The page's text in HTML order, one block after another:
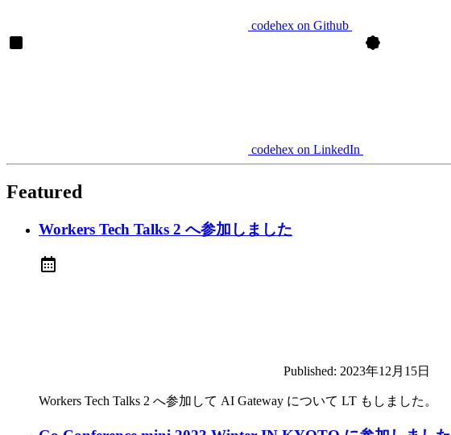
codehex on Github
codehex on LinkedIn
Featured
Workers Tech Talks 2 へ参加しました
Published: 2023年12月15日
Workers Tech Talks 2 へ参加して AI Gateway について LT もしました。